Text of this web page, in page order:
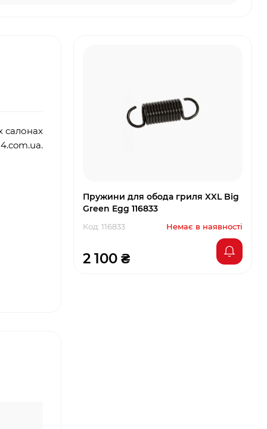
салонах
com.ua.
Пружини для обода гриля XXL Big
Green Egg 116833
Код: 116833 Немає в наявності
2 100 ₴